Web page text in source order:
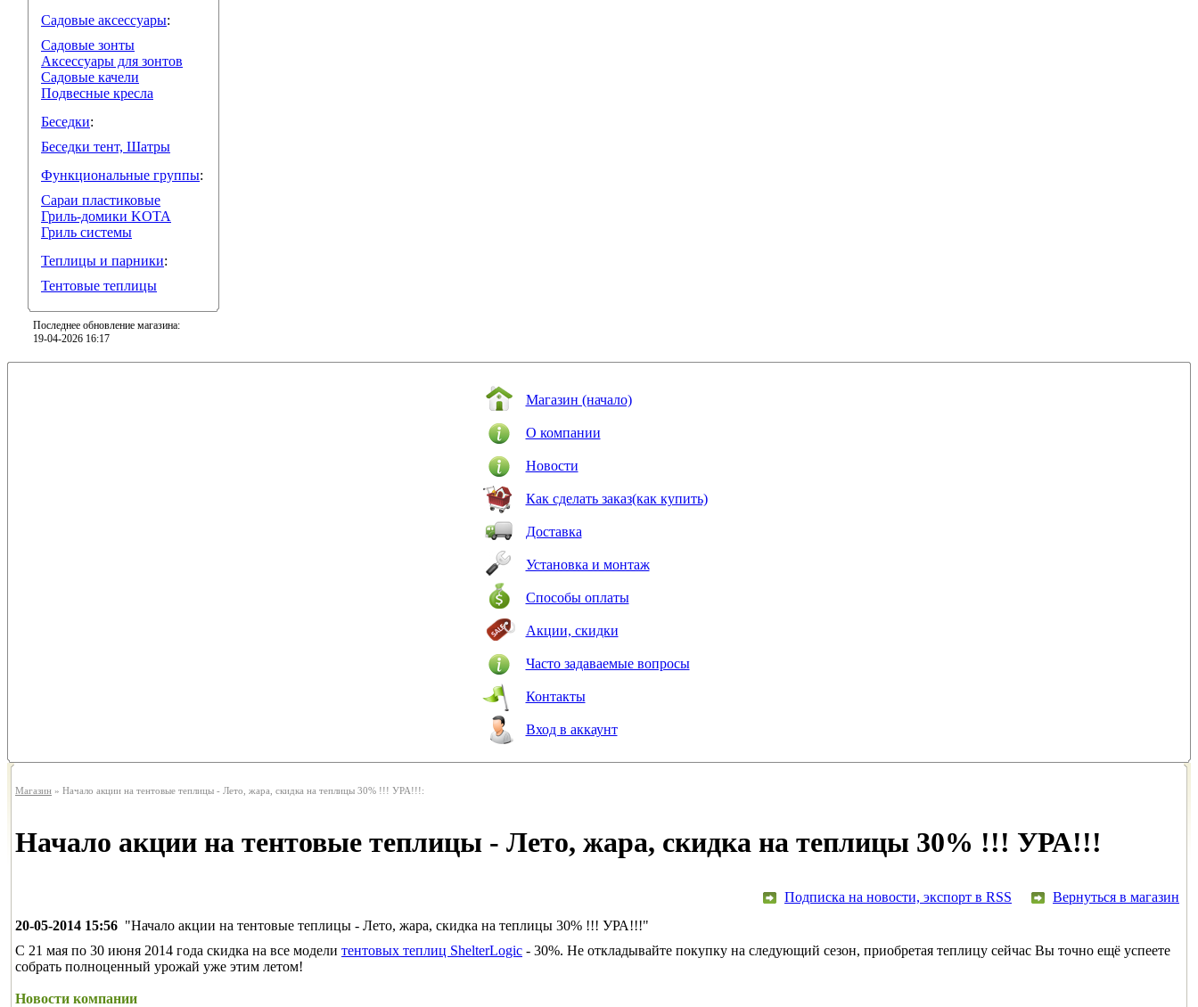
Садовые аксессуары:
Садовые зонты
Аксессуары для зонтов
Садовые качели
Подвесные кресла
Беседки:
Беседки тент, Шатры
Функциональные группы:
Сараи пластиковые
Гриль-домики KOTA
Гриль системы
Теплицы и парники:
Тентовые теплицы
Последнее обновление магазина:
19-04-2026 16:17
Магазин (начало)
О компании
Новости
Как сделать заказ(как купить)
Доставка
Установка и монтаж
Способы оплаты
Акции, скидки
Часто задаваемые вопросы
Контакты
Вход в аккаунт
Магазин » Начало акции на тентовые теплицы - Лето, жара, скидка на теплицы 30% !!! УРА!!!:
Начало акции на тентовые теплицы - Лето, жара, скидка на теплицы 30% !!! УРА!!!
Подписка на новости, экспорт в RSS
Вернуться в магазин
20-05-2014 15:56 "Начало акции на тентовые теплицы - Лето, жара, скидка на теплицы 30% !!! УРА!!!"
С 21 мая по 30 июня 2014 года скидка на все модели тентовых теплиц ShelterLogic - 30%. Не откладывайте покупку на следующий сезон, приобретая теплицу сейчас Вы точно ещё успеете
собрать полноценный урожай уже этим летом!
Новости компании